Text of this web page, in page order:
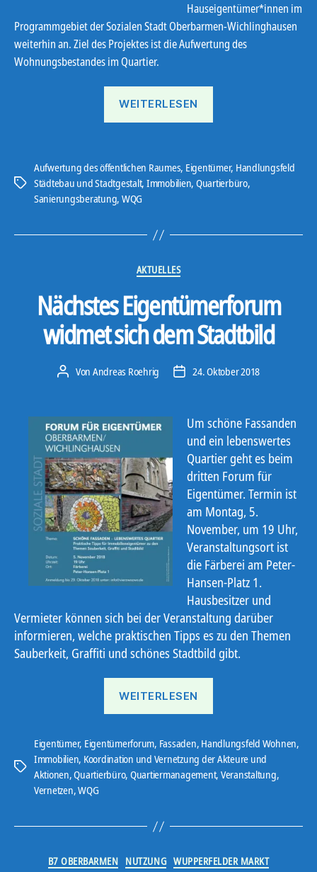
Hauseigentümer*innen im
Programmgebiet der Sozialen Stadt Oberbarmen-Wichlinghausen
weiterhin an. Ziel des Projektes ist die Aufwertung des
Wohnungsbestandes im Quartier.
WEITERLESEN
Osten
geht
Schlagwörter
Aufwertung des öffentlichen Raumes, Eigentümer, Handlungsfeld
Städtebau und Stadtgestalt, Immobilien, Quartierbüro,
Sanierungsberatung, WQG
Kategorien
AKTUELLES
Nächstes Eigentümerforum
widmet sich dem Stadtbild
Beitragsautor
Von Andreas Roehrig Veröffentlichungsdatum
24. Oktober 2018
Um schöne Fassanden
und ein lebenswertes
Quartier geht es beim
dritten Forum für
Eigentümer. Termin ist
am Montag, 5.
November, um 19 Uhr,
Veranstaltungsort ist
die Färberei am Peter-
Hansen-Platz 1.
Hausbesitzer und
Vermieter können sich bei der Veranstaltung darüber
informieren, welche praktischen Tipps es zu den Themen
Sauberkeit, Graffiti und schönes Stadtbild gibt.
WEITERLESEN
sich
dem
Stadtbild“
Schlagwörter
Eigentümer, Eigentümerforum, Fassaden, Handlungsfeld Wohnen,
Immobilien, Koordination und Vernetzung der Akteure und
Aktionen,Quartierbüro, Quartiermanagement, Veranstaltung,
Vernetzen,WQG
Kategorien
B7 OBERBARMEN NUTZUNG WUPPERFELDER MARKT